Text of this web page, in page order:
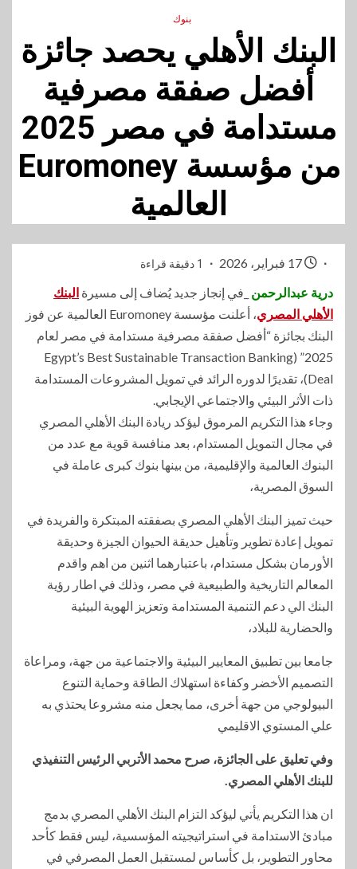
بنوك
البنك الأهلي يحصد جائزة
أفضل صفقة مصرفية
مستدامة في مصر 2025
من مؤسسة Euromoney
العالمية
1 دقيقة قراءة
درية عبدالرحمن _في إنجاز جديد يُضاف إلى مسيرة البنك
الأهلي المصري
، أعلنت مؤسسة Euromoney العالمية عن فوز
البنك بجائزة “أفضل صفقة مصرفية مستدامة في مصر لعام
2025” (Egypt’s Best Sustainable Transaction Banking
Deal)، تقديرًا لدوره الرائد في تمويل المشروعات المستدامة
ذات الأثر البيئي والاجتماعي الإيجابي.
وجاء هذا التكريم المرموق ليؤكد ريادة البنك الأهلي المصري
في مجال التمويل المستدام، بعد منافسة قوية مع عدد من
البنوك العالمية والإقليمية، من بينها بنوك كبرى عاملة في
السوق المصرية،
حيث تميز البنك الأهلي المصري بصفقته المبتكرة والفريدة في
تمويل إعادة تطوير وتأهيل حديقة الحيوان الجيزة وحديقة
الأورمان بشكل مستدام، باعتبارهما اثنين من اهم واقدم
المعالم التاريخية والطبيعية في مصر، وذلك في اطار رؤية
البنك الي دعم التنمية المستدامة وتعزيز الهوية البيئية
والحضارية للبلاد،
جامعا بين تطبيق المعايير البيئية والاجتماعية من جهة، ومراعاة
التصميم الأخضر وكفاءة استهلاك الطاقة وحماية التنوع
البيولوجي من جهة أخرى، مما يجعل منه مشروعا يحتذي به
علي المستوي الاقليمي
وفي تعليق على الجائزة، صرح محمد الأتربي الرئيس التنفيذي
للبنك الأهلي المصري.
ان هذا التكريم يأتي ليؤكد التزام البنك الأهلي المصري بدمج
مبادئ الاستدامة في استراتيجيته المؤسسية، ليس فقط كأحد
محاور التطوير، بل كأساس لمستقبل العمل المصرفي في